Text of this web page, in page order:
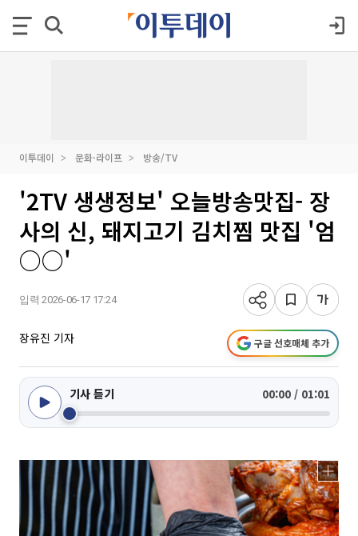
이투데이 문화·라이프 방송/TV
'2TV 생생정보' 오늘방송맛집- 장
사의 신, 돼지고기 김치찜 맛집 '엄
○○'
입력 2026-06-17 17:24
장유진 기자 구글 선호매체 추가
기사 듣기 00:00 / 01:01